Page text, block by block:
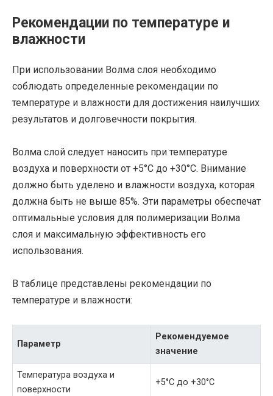
Рекомендации по температуре и
влажности
При использовании Волма слоя необходимо
соблюдать определенные рекомендации по
температуре и влажности для достижения наилучших
результатов и долговечности покрытия.
Волма слой следует наносить при температуре
воздуха и поверхности от +5°C до +30°C. Внимание
должно быть уделено и влажности воздуха, которая
должна быть не выше 85%. Эти параметры обеспечат
оптимальные условия для полимеризации Волма
слоя и максимальную эффективность его
использования.
В таблице представлены рекомендации по
температуре и влажности:
Параметр
Рекомендуемое
значение
Температура воздуха и
поверхности
+5°C до +30°C